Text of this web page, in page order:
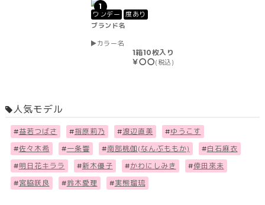
1
ワンデー
度あり
ブランド名
カラー名
1箱10枚入り
￥〇〇(税込)
人気モデル
#益若つばさ #指原莉乃 #渡辺直美 #ゆうこす
#佐々木希 #一条響 #南部桃伽(なんぶももか) #白石麻衣
#明日花キララ #新木優子 #かわにしみき #倖田來未
#宮脇咲良 #鈴木愛理 #実熊瑠琉